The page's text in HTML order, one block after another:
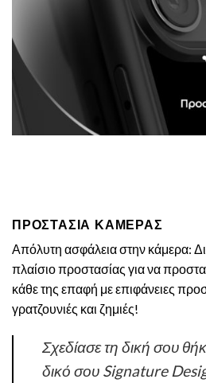
ΠΡΟΣΤΑΣΙΑ ΚΑΜΕΡΑΣ
Απόλυτη ασφάλεια στην κάμερα:
πλαίσιο προστασίας για να
κάθε της επαφή με επιφάνειες
γρατζουνιές και ζημιές!
Σχεδίασε τη δική σου
δικό σου Signature